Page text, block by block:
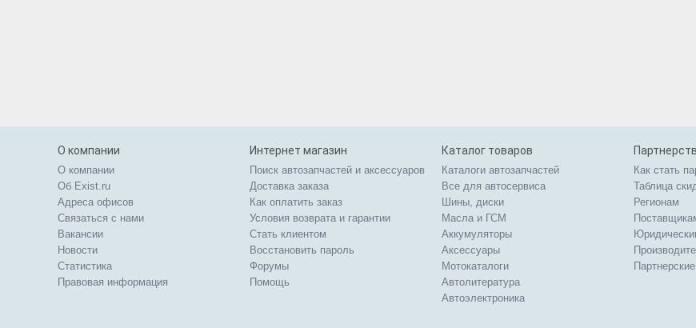
О компании
О компании
Об Exist.ru
Адреса офисов
Связаться с нами
Вакансии
Новости
Статистика
Правовая информация
Интернет магазин
Поиск автозапчастей и аксессуаров
Доставка заказа
Как оплатить заказ
Условия возврата и гарантии
Стать клиентом
Восстановить пароль
Форумы
Помощь
Каталог товаров
Каталоги автозапчастей
Все для автосервиса
Шины, диски
Масла и ГСМ
Аккумуляторы
Аксессуары
Мотокаталоги
Автолитература
Автоэлектроника
Как стать
Таблица
Регионам